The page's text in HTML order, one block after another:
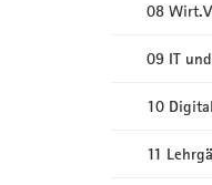
08
09 IT
10
11